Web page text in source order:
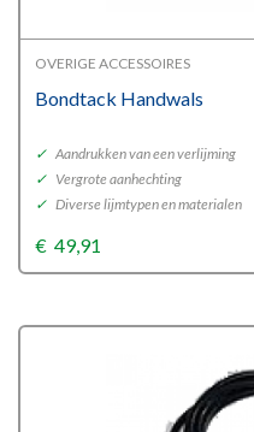
OVERIGE ACCESSOIRES
Bondtack Handwals
✓ Aandrukken van een verlijming
✓ Vergrote aanhechting
✓ Diverse lijmtypen en materialen
€ 49,91